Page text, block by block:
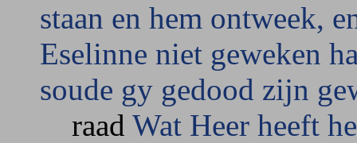
staan en hem ontweek,
Eselinne niet geweken
soude gy gedood zijn
raad Wat Heer heeft